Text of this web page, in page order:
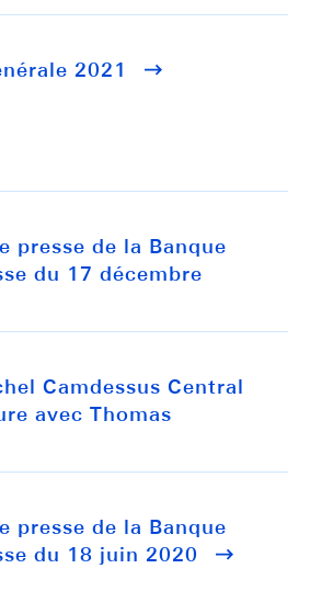
2021
presse de la Banque
du 17 décembre
Camdessus Central
avec Thomas
presse de la Banque
du 18 juin 2020